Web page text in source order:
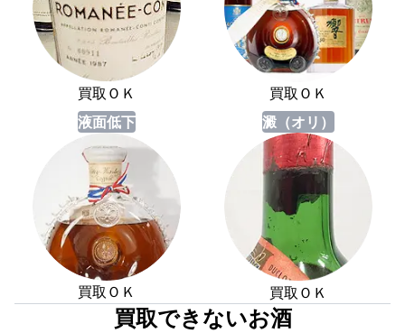
買取ＯＫ
買取ＯＫ
液面低下
買取ＯＫ
澱（オリ）
買取ＯＫ
買取できないお酒